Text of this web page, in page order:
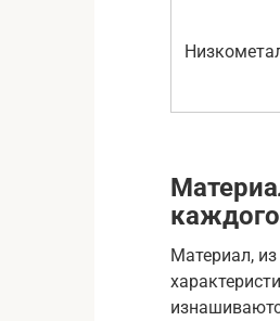
Материал,